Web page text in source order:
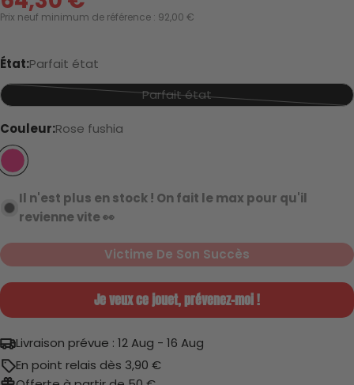
Prix
vente
Prix neuf minimum de référence : 92,00 €
État:Parfait état
Parfait état
Variante
Couleur:Rose fushia
Parfait état
Il n'est plus en stock ! On fait le max pour qu'il
revienne vite 👀
Victime De Son Succès
Je veux ce jouet, prévenez-moi !
Livraison prévue : 12 Aug - 16 Aug
En point relais dès 3,90 €